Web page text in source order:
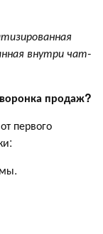
внутри чат-
продаж?
первого